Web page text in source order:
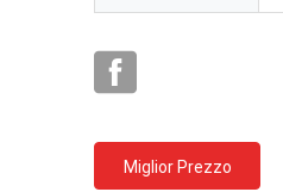
Miglior Prezzo